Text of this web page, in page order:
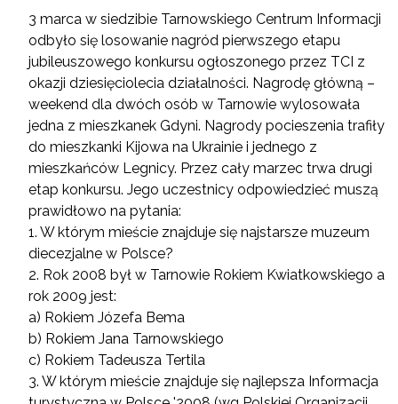
3 marca w siedzibie Tarnowskiego Centrum Informacji
odbyło się losowanie nagród pierwszego etapu
jubileuszowego konkursu ogłoszonego przez TCI z
okazji dziesięciolecia działalności. Nagrodę główną –
weekend dla dwóch osób w Tarnowie wylosowała
jedna z mieszkanek Gdyni. Nagrody pocieszenia trafiły
do mieszkanki Kijowa na Ukrainie i jednego z
mieszkańców Legnicy. Przez cały marzec trwa drugi
etap konkursu. Jego uczestnicy odpowiedzieć muszą
prawidłowo na pytania:
1. W którym mieście znajduje się najstarsze muzeum
diecezjalne w Polsce?
2. Rok 2008 był w Tarnowie Rokiem Kwiatkowskiego a
rok 2009 jest:
a) Rokiem Józefa Bema
b) Rokiem Jana Tarnowskiego
c) Rokiem Tadeusza Tertila
3. W którym mieście znajduje się najlepsza Informacja